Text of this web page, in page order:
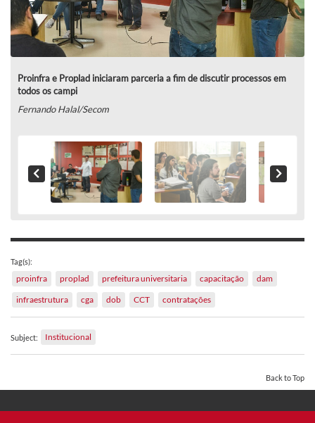
Proinfra e Proplad iniciaram parceria a fim de discutir processos em
todos os campi
Fernando Halal/Secom
Tag(s):
proinfra proplad prefeitura universitaria capacitação
dam
infraestrutura
cga dob CCT contratações
Subject: Institucional
Back to Top